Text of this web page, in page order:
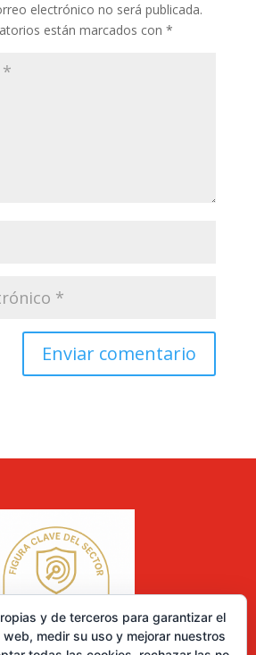
electrónico no será publicada.
están marcados con *
y de terceros para garantizar el
medir su uso y mejorar nuestros